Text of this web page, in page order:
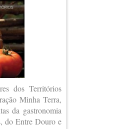
dos Territórios
Minha Terra,
da gastronomia
do Entre Douro e